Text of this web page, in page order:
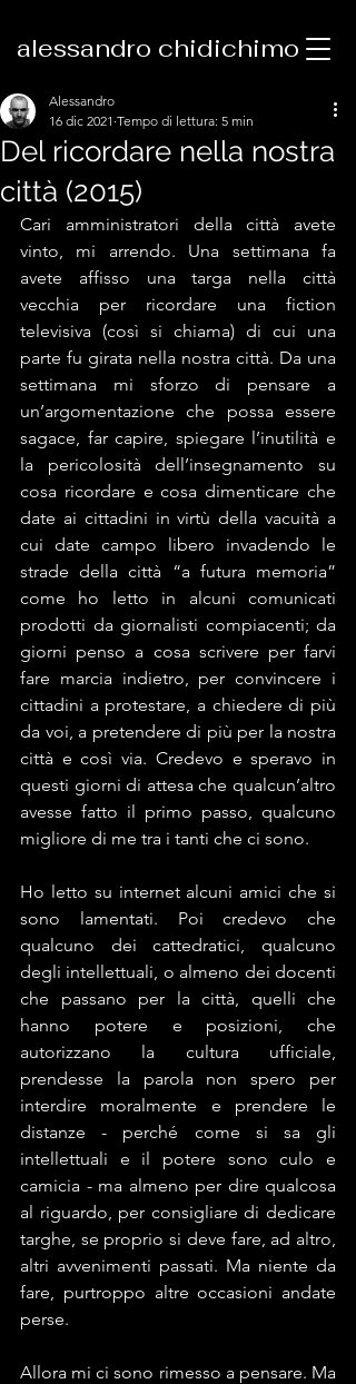
alessandro chidichimo
Del ricordare nella nostra
città (2015)
Alessandro
16 dic 2021 Tempo di lettura: 5 min
Cari amministratori della città avete
vinto, mi arrendo. Una settimana fa
avete affisso una targa nella città
vecchia per ricordare una fiction
televisiva (così si chiama) di cui una
parte fu girata nella nostra città. Da una
settimana mi sforzo di pensare a
un’argomentazione che possa essere
sagace, far capire, spiegare l’inutilità e
la pericolosità dell’insegnamento su
cosa ricordare e cosa dimenticare che
date ai cittadini in virtù della vacuità a
cui date campo libero invadendo le
strade della città “a futura memoria”
come ho letto in alcuni comunicati
prodotti da giornalisti compiacenti; da
giorni penso a cosa scrivere per farvi
fare marcia indietro, per convincere i
cittadini a protestare, a chiedere di più
da voi, a pretendere di più per la nostra
città e così via. Credevo e speravo in
questi giorni di attesa che qualcun’altro
avesse fatto il primo passo, qualcuno
migliore di me tra i tanti che ci sono.
Ho letto su internet alcuni amici che si
sono lamentati. Poi credevo che
qualcuno dei cattedratici, qualcuno
degli intellettuali, o almeno dei docenti
che passano per la città, quelli che
hanno potere e posizioni, che
autorizzano la cultura ufficiale,
prendesse la parola non spero per
interdire moralmente e prendere le
distanze - perché come si sa gli
intellettuali e il potere sono culo e
camicia - ma almeno per dire qualcosa
al riguardo, per consigliare di dedicare
targhe, se proprio si deve fare, ad altro,
altri avvenimenti passati. Ma niente da
fare, purtroppo altre occasioni andate
perse.
Allora mi ci sono rimesso a pensare. Ma